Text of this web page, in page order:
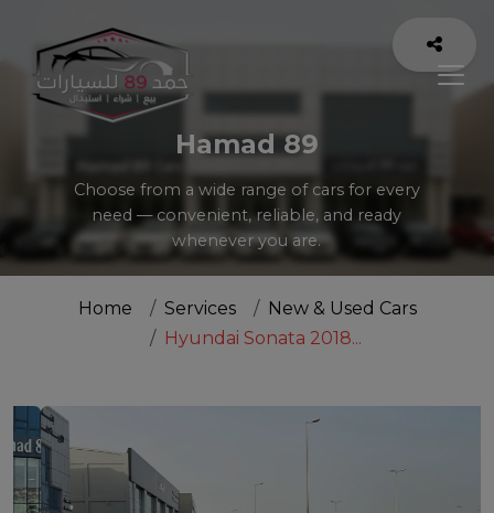
Hamad 89
Choose from a wide range of cars for every
need — convenient, reliable, and ready
whenever you are.
Home Services
New & Used Cars
Hyundai Sonata 2018...